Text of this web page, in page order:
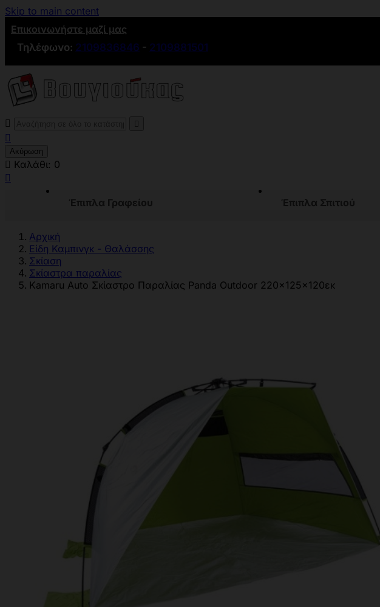
Skip to main content
Επικοινωνήστε μαζί μας
Τηλέφωνο: 2109836846 - 2109881501
 

Ακύρωση
 Καλάθι: 0

Έπιπλα Γραφείου Έπιπλα Σπιτιού
Αρχική
Είδη Καμπινγκ - Θαλάσσης
Σκίαση
Σκίαστρα παραλίας
Kamaru Auto Σκίαστρο Παραλίας Panda Outdoor 220x125x120εκ